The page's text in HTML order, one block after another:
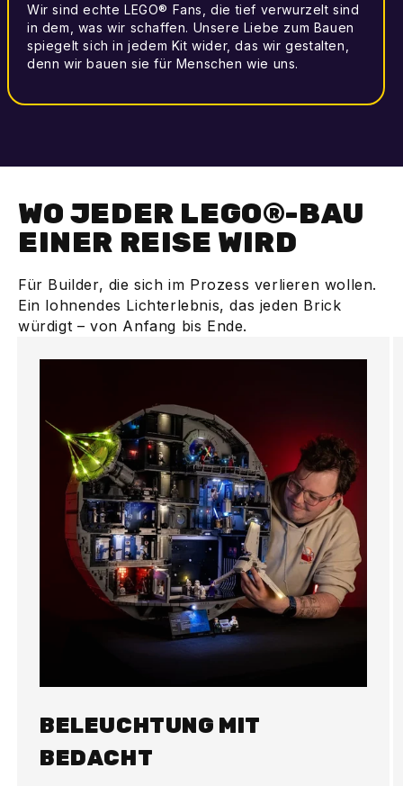
Wir sind echte LEGO® Fans, die tief verwurzelt sind
in dem, was wir schaffen. Unsere Liebe zum Bauen
spiegelt sich in jedem Kit wider, das wir gestalten,
denn wir bauen sie für Menschen wie uns.
WO JEDER LEGO®-BAU
EINER REISE WIRD
Für Builder, die sich im Prozess verlieren wollen.
Ein lohnendes Lichterlebnis, das jeden Brick
würdigt – von Anfang bis Ende.
BELEUCHTUNG MIT
BEDACHT